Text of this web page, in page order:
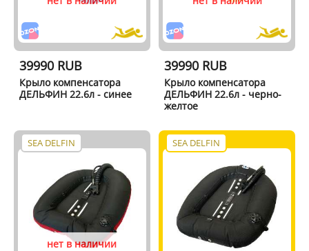
39990 RUB
Крыло компенсатора
ДЕЛЬФИН 22.6л - синее
39990 RUB
Крыло компенсатора
ДЕЛЬФИН 22.6л - черно-
желтое
SEA DELFIN
нет в наличии
SEA DELFIN